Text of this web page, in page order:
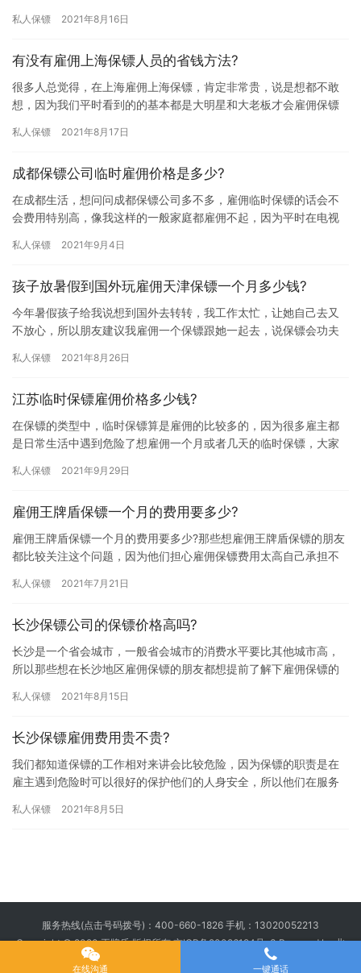
以雇佣…
私人保镖 2021年8月16日
有没有雇佣上海保镖人员的省钱方法?
很多人总觉得，在上海雇佣上海保镖，肯定非常贵，说是想都不敢
想，因为我们平时看到的的基本都是大明星和大老板才会雇佣保镖
法? …
私人保镖 2021年8月17日
成都保镖公司临时雇佣价格是多少?
在成都生活，想问问成都保镖公司多不多，雇佣临时保镖的话会不
会费用特别高，像我这样的一般家庭都雇佣不起，因为平时在电视
用肯定…
私人保镖 2021年9月4日
孩子放暑假到国外玩雇佣天津保镖一个月多少钱?
今年暑假孩子给我说想到国外去转转，我工作太忙，让她自己去又
不放心，所以朋友建议我雇佣一个保镖跟她一起去，说保镖会功夫
一个月…
私人保镖 2021年8月26日
江苏临时保镖雇佣价格多少钱?
在保镖的类型中，临时保镖算是雇佣的比较多的，因为很多雇主都
是日常生活中遇到危险了想雇佣一个月或者几天的临时保镖，大家
江苏临…
私人保镖 2021年9月29日
雇佣王牌盾保镖一个月的费用要多少?
雇佣王牌盾保镖一个月的费用要多少?那些想雇佣王牌盾保镖的朋友
都比较关注这个问题，因为他们担心雇佣保镖费用太高自己承担不
保镖…
私人保镖 2021年7月21日
长沙保镖公司的保镖价格高吗?
长沙是一个省会城市，一般省会城市的消费水平要比其他城市高，
所以那些想在长沙地区雇佣保镖的朋友都想提前了解下雇佣保镖的
保镖价…
私人保镖 2021年8月15日
长沙保镖雇佣费用贵不贵?
我们都知道保镖的工作相对来讲会比较危险，因为保镖的职责是在
雇主遇到危险时可以很好的保护他们的人身安全，所以他们在服务
沙保镖…
私人保镖 2021年8月5日
服务热线(点击号码拨号)： 400-660-1826 手机： 13020052213
Copyright © 2020 王牌盾 版权所有京ICP备20026194号-3Powered by 北
在线沟通 一键通话